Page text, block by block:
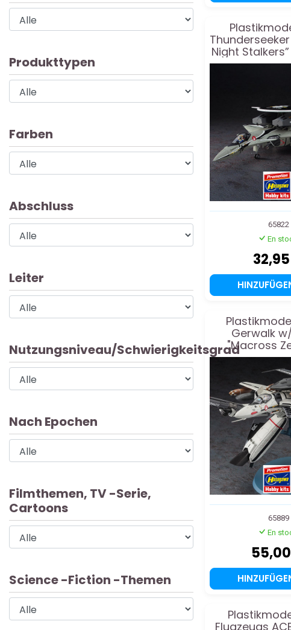
Thunderseeker
Night Stalkers”
7
65822
En
Gerwalk
"Macross
65889
En
Flugzeugs
Produkttypen
Farben
Abschluss
Leiter
Nutzungsniveau/Schwierigkeitsgrad
Nach Epochen
Filmthemen, TV -Serie,
Cartoons
Science -Fiction -Themen